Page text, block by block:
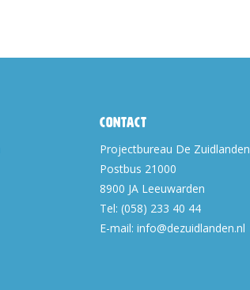
Contact
Projectbureau De Zuidlanden
Postbus 21000
8900 JA Leeuwarden
Tel: (058) 233 40 44
E-mail: info@dezuidlanden.nl